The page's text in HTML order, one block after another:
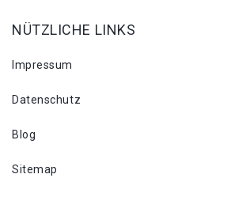
NÜTZLICHE LINKS
Impressum
Datenschutz
Blog
Sitemap